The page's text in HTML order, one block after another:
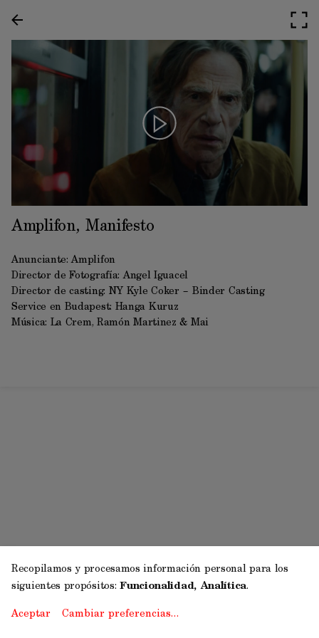
Amplifon, Manifesto
Anunciante: Amplifon
Director de Fotografía: Angel Iguacel
Director de casting: NY Kyle Coker – Binder Casting
Service en Budapest: Hanga Kuruz
Música: La Crem, Ramón Martinez & Mai
Recopilamos y procesamos información personal para los
siguientes propósitos:Funcionalidad, Analítica.
Aceptar Cambiar preferencias…